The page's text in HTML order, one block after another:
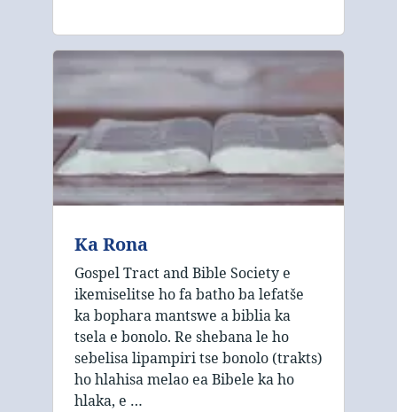
Ka Rona
Gospel Tract and Bible Society e
ikemiselitse ho fa batho ba lefatše
ka bophara mantswe a biblia ka
tsela e bonolo. Re shebana le ho
sebelisa lipampiri tse bonolo (trakts)
ho hlahisa melao ea Bibele ka ho
hlaka, e …